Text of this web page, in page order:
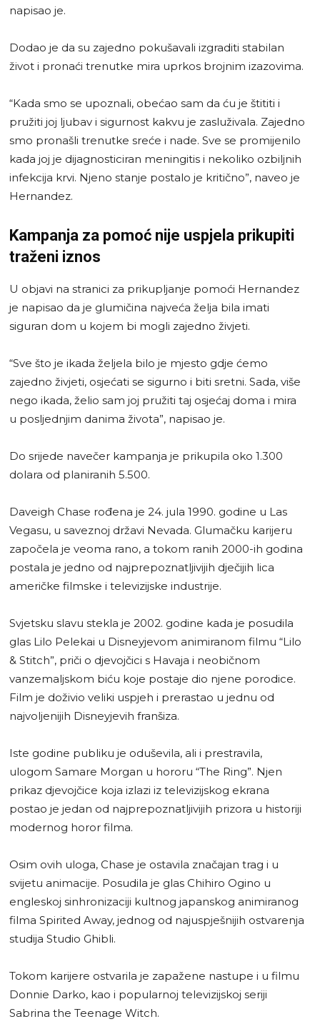
napisao je.
Dodao je da su zajedno pokušavali izgraditi stabilan
život i pronaći trenutke mira uprkos brojnim izazovima.
“Kada smo se upoznali, obećao sam da ću je štititi i
pružiti joj ljubav i sigurnost kakvu je zasluživala. Zajedno
smo pronašli trenutke sreće i nade. Sve se promijenilo
kada joj je dijagnosticiran meningitis i nekoliko ozbiljnih
infekcija krvi. Njeno stanje postalo je kritično”, naveo je
Hernandez.
Kampanja za pomoć nije uspjela prikupiti
traženi iznos
U objavi na stranici za prikupljanje pomoći Hernandez
je napisao da je glumičina najveća želja bila imati
siguran dom u kojem bi mogli zajedno živjeti.
“Sve što je ikada željela bilo je mjesto gdje ćemo
zajedno živjeti, osjećati se sigurno i biti sretni. Sada, više
nego ikada, želio sam joj pružiti taj osjećaj doma i mira
u posljednjim danima života”, napisao je.
Do srijede navečer kampanja je prikupila oko 1.300
dolara od planiranih 5.500.
Daveigh Chase rođena je 24. jula 1990. godine u Las
Vegasu, u saveznoj državi Nevada. Glumačku karijeru
započela je veoma rano, a tokom ranih 2000-ih godina
postala je jedno od najprepoznatljivijih dječijih lica
američke filmske i televizijske industrije.
Svjetsku slavu stekla je 2002. godine kada je posudila
glas Lilo Pelekai u Disneyjevom animiranom filmu “Lilo
& Stitch”, priči o djevojčici s Havaja i neobičnom
vanzemaljskom biću koje postaje dio njene porodice.
Film je doživio veliki uspjeh i prerastao u jednu od
najvoljenijih Disneyjevih franšiza.
Iste godine publiku je oduševila, ali i prestravila,
ulogom Samare Morgan u hororu “The Ring”. Njen
prikaz djevojčice koja izlazi iz televizijskog ekrana
postao je jedan od najprepoznatljivijih prizora u historiji
modernog horor filma.
Osim ovih uloga, Chase je ostavila značajan trag i u
svijetu animacije. Posudila je glas Chihiro Ogino u
engleskoj sinhronizaciji kultnog japanskog animiranog
filma Spirited Away, jednog od najuspješnijih ostvarenja
studija Studio Ghibli.
Tokom karijere ostvarila je zapažene nastupe i u filmu
Donnie Darko, kao i popularnoj televizijskoj seriji
Sabrina the Teenage Witch.